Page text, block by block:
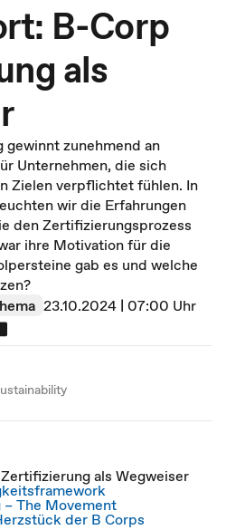
B-Corp
als
zunehmend an
Unternehmen, die sich
Zielen verpflichtet fühlen. In
wir die Erfahrungen
den Zertifizierungsprozess
ihre Motivation für die
gab es und welche
23.10.2024 | 07:00 Uhr
als Wegweiser
– The Movement
der B Corps